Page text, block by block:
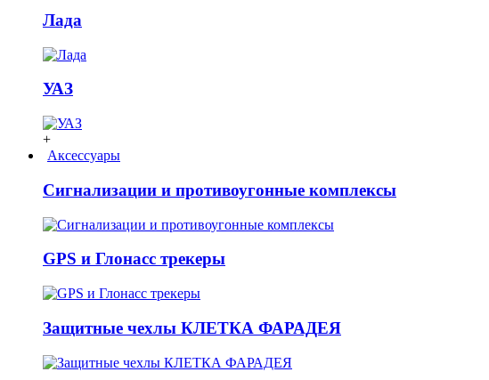
Лада
УАЗ
+
Аксессуары
Сигнализации и противоугонные комплексы
GPS и Глонасс трекеры
Защитные чехлы КЛЕТКА ФАРАДЕЯ